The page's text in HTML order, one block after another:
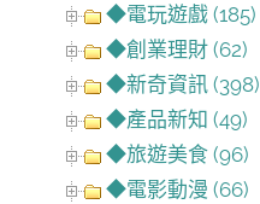
◆電玩遊戲 (185)
◆創業理財 (62)
◆新奇資訊 (398)
◆產品新知 (49)
◆旅遊美食 (96)
◆電影動漫 (66)